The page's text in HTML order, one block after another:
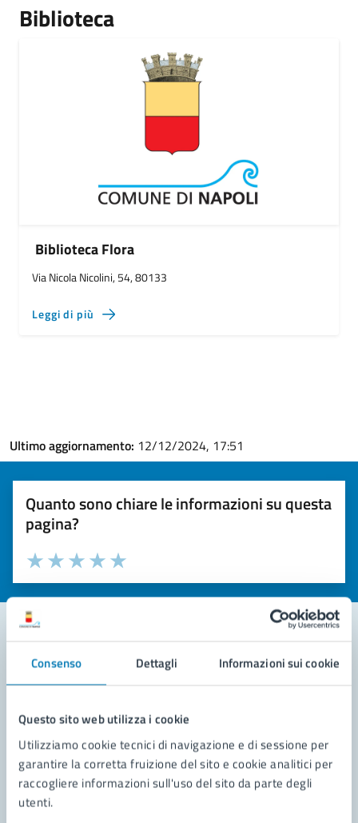
Consenso Dettagli Informazioni sui cookie
Questo sito web utilizza i cookie
Utilizziamo cookie tecnici di navigazione e di sessione per
garantire la corretta fruizione del sito e cookie analitici per
raccogliere informazioni sull'uso del sito da parte degli
utenti.
Biblioteca
Biblioteca Flora
Via Nicola Nicolini, 54, 80133
Leggi di più
Ultimo aggiornamento: 12/12/2024, 17:51
Quanto sono chiare le informazioni su questa
pagina?
Valuta la chiarezza delle informazioni (da 1 a 5 stelle)
Seleziona il numero di stelle per valutare la chiarezza delle
Valuta 5 stelle su 5
Valuta 4 stelle su 5
Valuta 3 stelle su 5
Valuta 2 stelle su 5
Valuta 1 stelle su 5
Contatta il comune
Richiedi assistenza
Prenota appuntamento
Problemi in città